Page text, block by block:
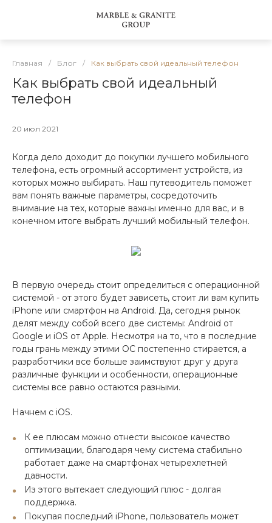
Главная / Блог / Как выбрать свой идеальный телефон
Как выбрать свой идеальный
телефон
20 июл 2021
Когда дело доходит до покупки лучшего мобильного
телефона, есть огромный ассортимент устройств, из
которых можно выбирать. Наш путеводитель поможет
вам понять важные параметры, сосредоточить
внимание на тех, которые важны именно для вас, и в
конечном итоге выбрать лучший мобильный телефон.
В первую очередь стоит определиться с операционной
системой - от этого будет зависеть, стоит ли вам купить
iPhone или смартфон на Android. Да, сегодня рынок
делят между собой всего две системы: Android от
Google и iOS от Apple. Несмотря на то, что в последние
годы грань между этими ОС постепенно стирается, а
разработчики все больше заимствуют друг у друга
различные функции и особенности, операционные
системы все равно остаются разными.
Начнем с iOS.
К ее плюсам можно отнести высокое качество
оптимизации, благодаря чему система стабильно
работает даже на смартфонах четырехлетней
давности.
Из этого вытекает следующий плюс - долгая
поддержка.
Покупая последний iPhone, пользователь может